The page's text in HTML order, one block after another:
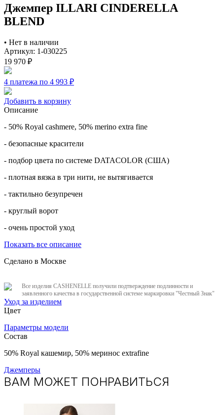
Джемпер ILLARI CINDERELLA
BLEND
• Нет в наличии
Артикул: 1-030225
19 970 ₽
4 платежа по 4 993 ₽
Добавить в корзину
Описание
- 50% Royal cashmere, 50% merino extra fine
- безопасные красители
- подбор цвета по системе DATACOLOR (США)
- плотная вязка в три нити, не вытягивается
- тактильно безупречен
- круглый ворот
- очень простой уход
Показать все описание
Сделано в Москве
Все изделия CASHENELLE получили подтверждение подлинности и
заявленного качества в государственной системе маркировки "Честный Знак"
Уход за изделием
Цвет
Параметры модели
Состав
50% Royal кашемир, 50% меринос extrafine
Джемперы
ВАМ МОЖЕТ ПОНРАВИТЬСЯ